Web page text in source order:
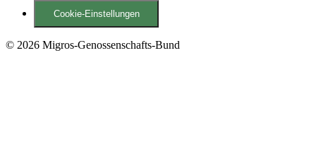
Cookie-Einstellungen
© 2026 Migros-Genossenschafts-Bund